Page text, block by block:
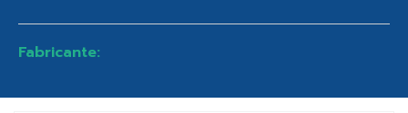
Fabricante: